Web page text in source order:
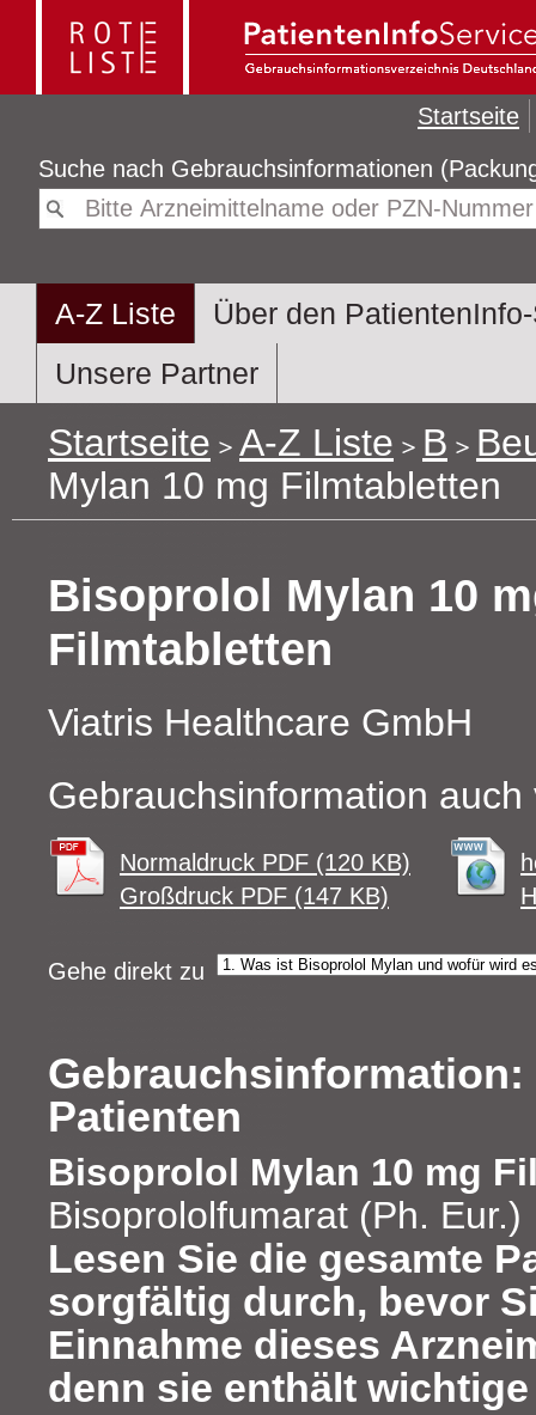
Suche nach
A-Z Liste
Über den
Unsere Partner
Startseite
Startseite A-Z Liste B
Mylan 10 mg Filmtabletten
Bisoprolol Mylan 10
Filmtabletten
Viatris Healthcare GmbH
Gebrauchsinformation
Normaldruck PDF (120 KB)
Großdruck PDF (147 KB)
Gehe direkt zu
Patienten
Bisoprolol Mylan 10 mg
Bisoprololfumarat (Ph. Eur.)
Lesen Sie die gesamte
sorgfältig durch, bevor
Einnahme dieses
denn sie enthält